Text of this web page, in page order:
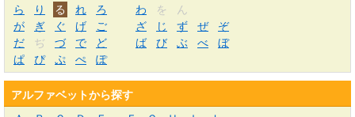
ら
り る れ ろ わ を
ん
が
ぎ ぐ げ ご ざ じ ず ぜ
ぞ
だ
ぢ づ で ど ば び ぶ べ
ぼ
ぱ
ぴ ぷ ぺ ぽ
アルファベットから探す